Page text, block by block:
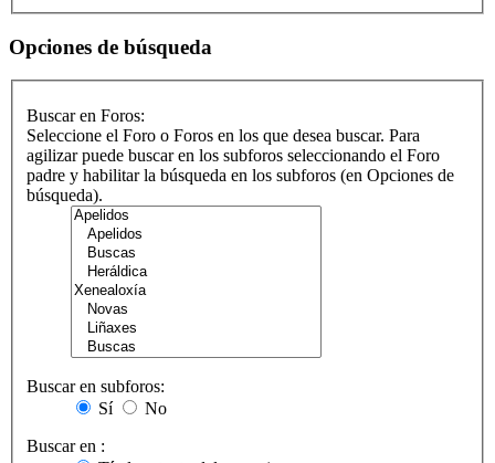
Opciones de búsqueda
Buscar en Foros:
Seleccione el Foro o Foros en los que desea buscar. Para
agilizar puede buscar en los subforos seleccionando el Foro
padre y habilitar la búsqueda en los subforos (en Opciones de
búsqueda).
Buscar en subforos:
Sí
No
Buscar en :